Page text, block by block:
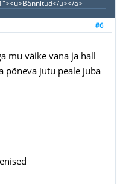
u></a>
#6
mu väike vana ja hall
põneva jutu peale juba